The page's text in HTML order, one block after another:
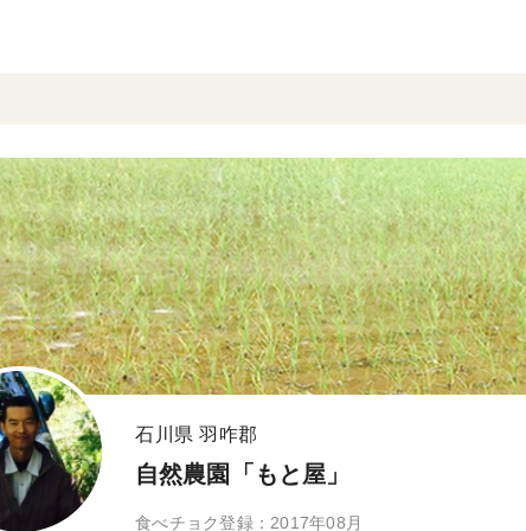
石川県 羽咋郡
自然農園「もと屋」
食べチョク登録：2017年08月